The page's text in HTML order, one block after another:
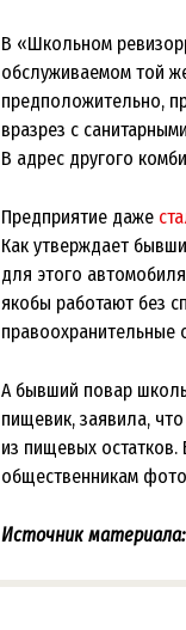
В «Школьном
обслуживаемом той
предположительно,
вразрез с
В адрес другого
Предприятие даже
Как утверждает
для этого
якобы работают без
правоохранительные
А бывший повар
пищевик, заявила,
из пищевых
общественникам
Источник материала: